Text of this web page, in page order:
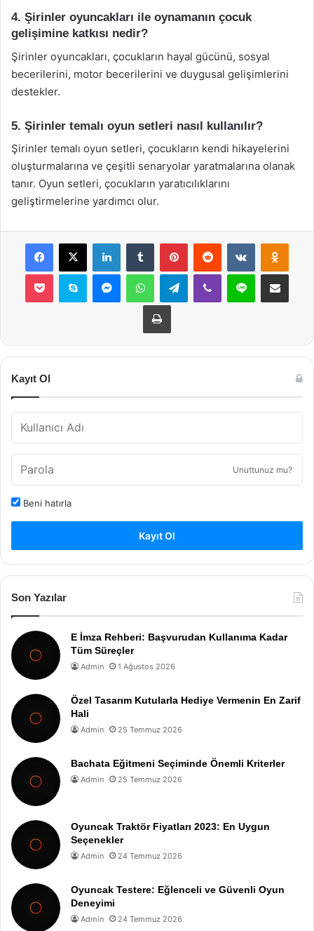
4. Şirinler oyuncakları ile oynamanın çocuk
gelişimine katkısı nedir?
Şirinler oyuncakları, çocukların hayal gücünü, sosyal
becerilerini, motor becerilerini ve duygusal gelişimlerini
destekler.
5. Şirinler temalı oyun setleri nasıl kullanılır?
Şirinler temalı oyun setleri, çocukların kendi hikayelerini
oluşturmalarına ve çeşitli senaryolar yaratmalarına olanak
tanır. Oyun setleri, çocukların yaratıcılıklarını
geliştirmelerine yardımcı olur.
Facebook
X LinkedInTumblr PinterestReddit VKontakte
Pocket Skype MessengerWhatsAppTelegramViber Line E-Posta ile
Yazdır
Kayıt Ol
Unuttunuz mu?
Beni hatırla
Kayıt Ol
Son Yazılar
E İmza Rehberi: Başvurudan Kullanıma Kadar
Tüm Süreçler
Admin 1 Ağustos 2026
Özel Tasarım Kutularla Hediye Vermenin En Zarif
Hali
Admin 25 Temmuz 2026
Bachata Eğitmeni Seçiminde Önemli Kriterler
Admin 25 Temmuz 2026
Oyuncak Traktör Fiyatları 2023: En Uygun
Seçenekler
Admin 24 Temmuz 2026
Oyuncak Testere: Eğlenceli ve Güvenli Oyun
Deneyimi
Admin 24 Temmuz 2026